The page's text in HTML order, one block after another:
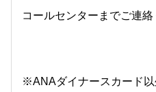
コールセンターまでご連絡
※ANAダイナースカード